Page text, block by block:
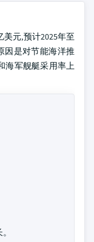
元,预计2025年至
因是对节能海洋推
海军舰艇采用率上